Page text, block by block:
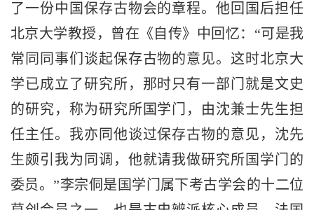
了一份中国保存古物会的章程。他回国后担任
北京大学教授，曾在《自传》中回忆：“可是我
常同同事们谈起保存古物的意见。这时北京大
学已成立了研究所，那时只有一部门就是文史
的研究，称为研究所国学门，由沈兼士先生担
任主任。我亦同他谈过保存古物的意见，沈先
生颇引我为同调，他就请我做研究所国学门的
委员。”李宗侗是国学门属下考古学会的十二位